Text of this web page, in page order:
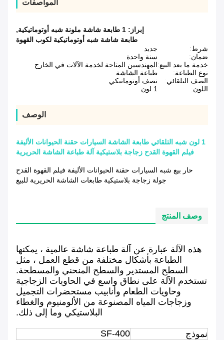
المواصفات
إبراز: 1 طابعة شاشة ملونة شبه أوتوماتيكية
,
طابعة شاشة شبه أوتوماتيكية لكوب القهوة
شرط:
جديد
ضمان:
سنة واحدة
خدمة ما بعد البيع:المهندسين المتاحة لخدمة الآلات في الخارج
نوع الطباعة:
طباعة الشاشة
الصف التلقائي:
نصف أوتوماتيكي
اللون:
1 لون
الوصف
1 لون شبه التلقائي طابعة الشاشة السيارات حقنة الحيوانات الأليفة
فيلم القهوة القدح زجاجة بلاستيكية آلة طباعة الشاشة الحريرية
حار بيع شبه السيارات حقنة الحيوانات الأليفة فيلم القهوة القدح
جولة زجاجة بلاستيكية طابعات الشاشة الحريرية للبيع
وصف المنتج
هذه الآلة عبارة عن آلة طباعة شاشة عالمية ، يمكنها
الطباعة بأشكال مختلفة من قطع العمل ، مثل
السطح المستدير والسطح المنحني والمسطحة.
تستخدم الآلة على نطاق واسع في الحاويات الزجاجية
وحاويات الطعام وأنابيب مستحضرات التجميل
وزجاجات المياه المصنوعة من الألومنيوم والغطاء
البلاستيكي وما إلى ذلك.
نموذج
SF-400